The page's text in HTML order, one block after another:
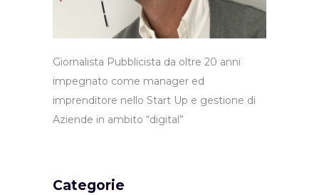
Giornalista Pubblicista da oltre 20 anni
impegnato come manager ed
imprenditore nello Start Up e gestione di
Aziende in ambito “digital”
Categorie